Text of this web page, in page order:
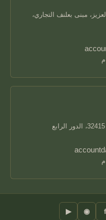
مبنى بعلنف التجاري،
f
◉
▶